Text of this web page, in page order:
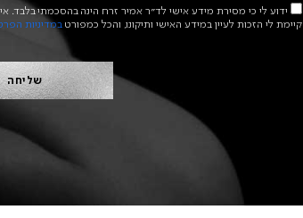
ידוע לי כי מסירת מידע אישי לד״ר אמיר זרח הינה בהסכמתי בלבד.
קיימת לי הזכות לעיין במידע האישי ותיקונו, והכל כמפורט במדיניות